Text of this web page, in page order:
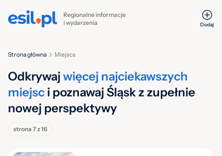
Regionalne informacje
i wydarzenia
Dodaj
Miejsca
Strona główna
Odkrywaj więcej najciekawszych
miejsc i poznawaj Śląsk z zupełnie
nowej perspektywy
strona 7 z 16